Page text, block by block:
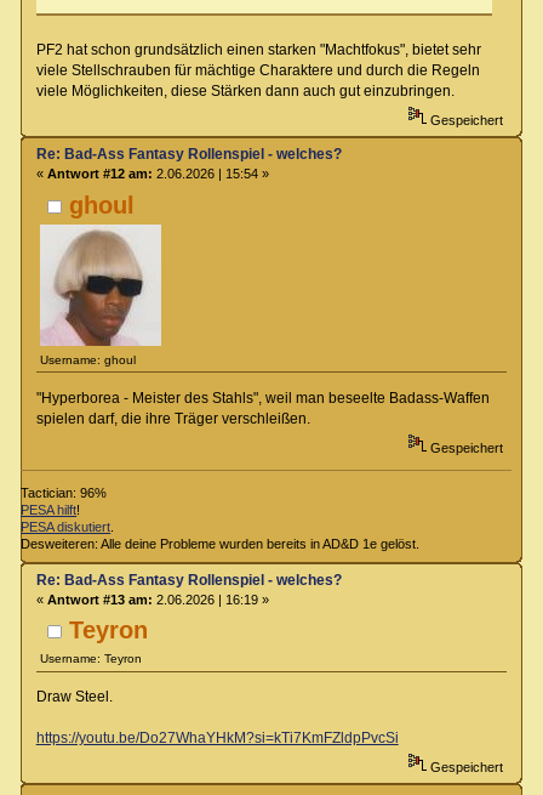
PF2 hat schon grundsätzlich einen starken "Machtfokus", bietet sehr
viele Stellschrauben für mächtige Charaktere und durch die Regeln
viele Möglichkeiten, diese Stärken dann auch gut einzubringen.
Gespeichert
ghoul
Username: ghoul
Re: Bad-Ass Fantasy Rollenspiel - welches?
« Antwort #12 am: 2.06.2026 | 15:54 »
"Hyperborea - Meister des Stahls", weil man beseelte Badass-Waffen
spielen darf, die ihre Träger verschleißen.
Gespeichert
Tactician: 96%
PESA hilft!
PESA diskutiert
Desweiteren: Alle deine Probleme wurden bereits in AD&D 1e gelöst.
Teyron
Username: Teyron
Re: Bad-Ass Fantasy Rollenspiel - welches?
« Antwort #13 am: 2.06.2026 | 16:19 »
Draw Steel.
https://youtu.be/Do27WhaYHkM?si=kTi7KmFZldpPvcSi
Gespeichert